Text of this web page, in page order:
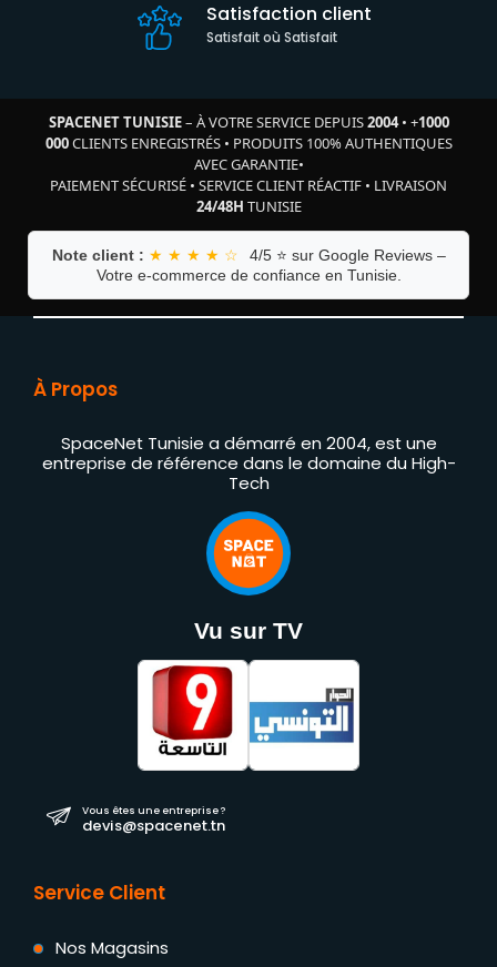
Satisfaction client
Satisfait où Satisfait
SPACENET TUNISIE– À VOTRE SERVICE DEPUIS2004• +1000
000CLIENTS ENREGISTRÉS• PRODUITS 100% AUTHENTIQUES
AVEC GARANTIE•
PAIEMENT SÉCURISÉ • SERVICE CLIENT RÉACTIF • LIVRAISON
24/48H TUNISIE
Note client : ★ ★ ★ ★ ☆
4/5 ⭐ sur Google Reviews –
Votre e-commerce de confiance en Tunisie.
À Propos
SpaceNet Tunisie a démarré en 2004, est une
entreprise de référence dans le domaine du High-
Tech
Vu sur TV
Vous êtes une entreprise ?
devis@spacenet.tn
Service Client
Nos Magasins